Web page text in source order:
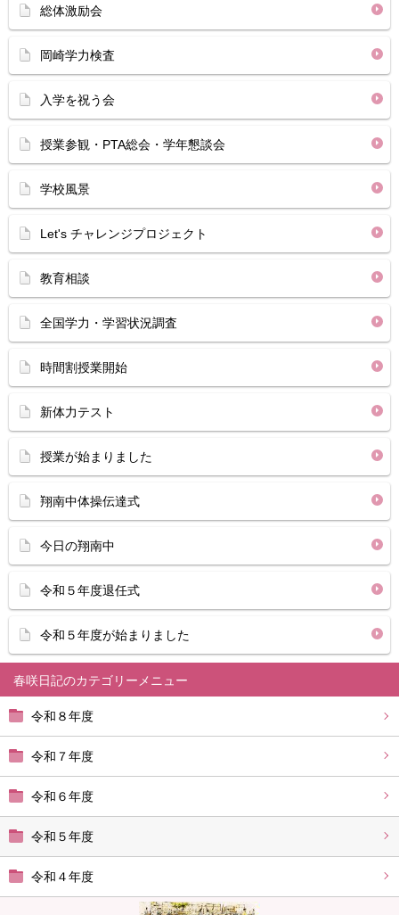
春咲日記
令和８年度
令和７年度
令和６年度
令和５年度
令和４年度
総体激励会
岡崎学力検査
入学を祝う会
授業参観・PTA総会・学年懇談会
学校風景
Let's チャレンジプロジェクト
教育相談
全国学力・学習状況調査
時間割授業開始
新体力テスト
授業が始まりました
翔南中体操伝達式
今日の翔南中
令和５年度退任式
令和５年度が始まりました